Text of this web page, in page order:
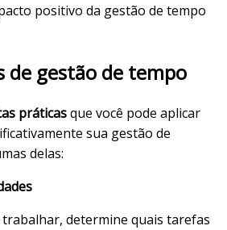
positivo da gestão de tempo
de gestão de tempo
práticasque você pode aplicar
sua gestão de
delas:
trabalhar, determine quais tarefas